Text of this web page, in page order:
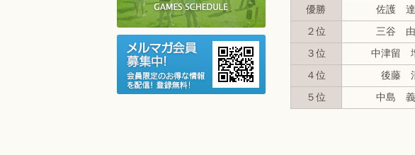
優勝 佐護 達
２位 三谷
３位 中津留
４位 後藤
５位 中島 義